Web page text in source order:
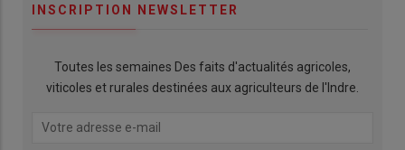
INSCRIPTION NEWSLETTER
Toutes les semaines Des faits d'actualités agricoles,
viticoles et rurales destinées aux agriculteurs de l'Indre.